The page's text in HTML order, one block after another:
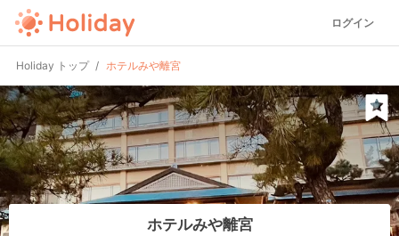
ログイン
Holiday トップ ホテルみや離宮
ホテルみや離宮